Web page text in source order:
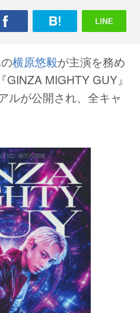
の横原悠毅が主演を務め
GINZA MIGHTY GUY』
ルが公開され、全キャ